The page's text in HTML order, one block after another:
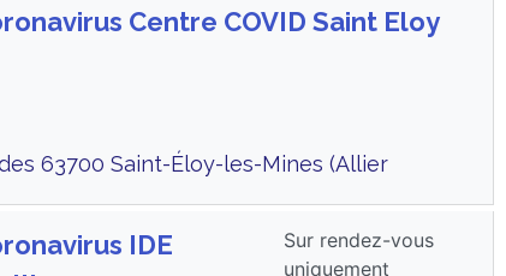
Centre COVID Saint Eloy
63700 Saint-Éloy-les-Mines (Allier
IDE
Sur rendez-vous
uniquement